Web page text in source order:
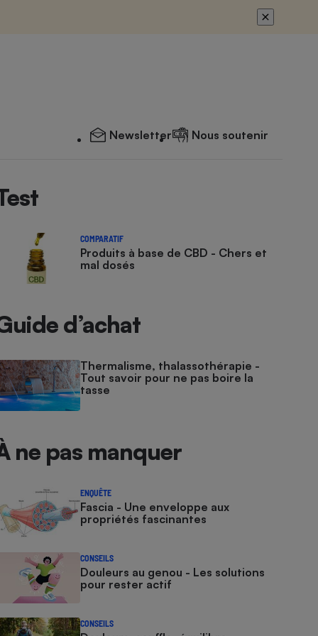
Newsletter Nous soutenir
COMPARATIF
Produits à base de CBD - Chers et
mal dosés
d’achat
Thermalisme, thalassothérapie -
Tout savoir pour ne pas boire la
tasse
ne pas manquer
ENQUÊTE
Fascia - Une enveloppe aux
propriétés fascinantes
CONSEILS
Douleurs au genou - Les solutions
pour rester actif
CONSEILS